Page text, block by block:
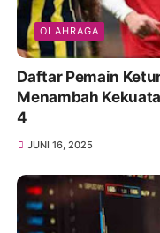
OLAHRAGA
Daftar Pemain
Menambah
4
JUNI 16, 2025